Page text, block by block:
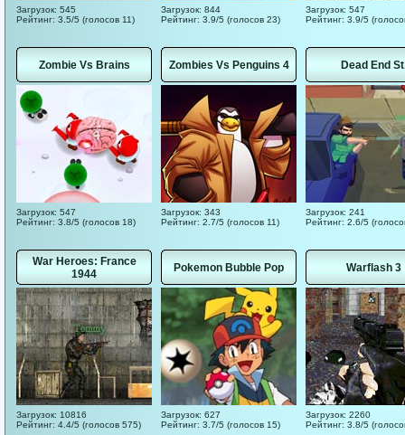
Загрузок: 545
Рейтинг: 3.5/5 (голосов 11)
Загрузок: 844
Рейтинг: 3.9/5 (голосов 23)
Загрузок: 547
Рейтинг: 3.9/5
Zombie Vs Brains
Загрузок: 547
Рейтинг: 3.8/5 (голосов 18)
Zombies Vs Penguins 4
Загрузок: 343
Рейтинг: 2.7/5 (голосов 11)
Dead End
Загрузок: 241
Рейтинг: 2.6/5
War Heroes: France
1944
Загрузок: 10816
Рейтинг: 4.4/5 (голосов 575)
Pokemon Bubble Pop
Загрузок: 627
Рейтинг: 3.7/5 (голосов 15)
Warflash 3
Загрузок: 2260
Рейтинг: 3.8/5